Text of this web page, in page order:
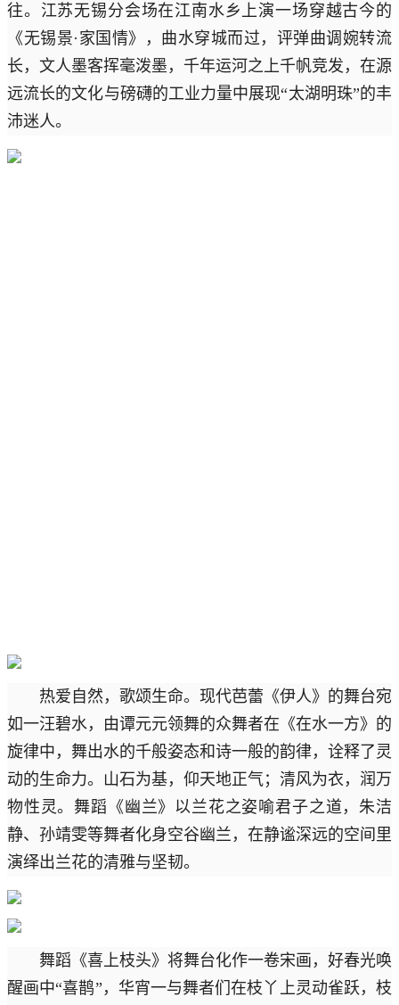
往。江苏无锡分会场在江南水乡上演一场穿越古今的
《无锡景·家国情》，曲水穿城而过，评弹曲调婉转流
长，文人墨客挥毫泼墨，千年运河之上千帆竞发，在源
远流长的文化与磅礴的工业力量中展现“太湖明珠”的丰
沛迷人。
热爱自然，歌颂生命。现代芭蕾《伊人》的舞台宛
如一汪碧水，由谭元元领舞的众舞者在《在水一方》的
旋律中，舞出水的千般姿态和诗一般的韵律，诠释了灵
动的生命力。山石为基，仰天地正气；清风为衣，润万
物性灵。舞蹈《幽兰》以兰花之姿喻君子之道，朱洁
静、孙靖雯等舞者化身空谷幽兰，在静谧深远的空间里
演绎出兰花的清雅与坚韧。
舞蹈《喜上枝头》将舞台化作一卷宋画，好春光唤
醒画中“喜鹊”，华宵一与舞者们在枝丫上灵动雀跃，枝